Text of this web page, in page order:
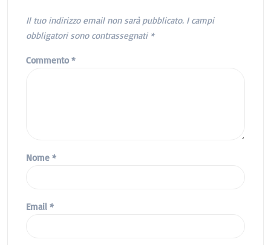
Il tuo indirizzo email non sarà pubblicato. I campi
obbligatori sono contrassegnati *
Commento*
Nome *
Email *